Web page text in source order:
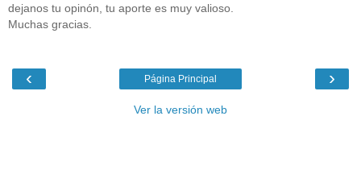
dejanos tu opinón, tu aporte es muy valioso.
Muchas gracias.
‹ ›
Página Principal
Ver la versión web